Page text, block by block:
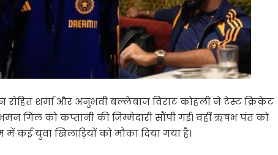
शर्मा और अनुभवी बल्लेबाज विराट कोहली ने टेस्ट क्रिकेट
गिल को कप्तानी की जिम्मेदारी सौंपी गई। वहीं ऋषभ पंत को
में कई युवा खिलाड़ियों को मौका दिया गया है।